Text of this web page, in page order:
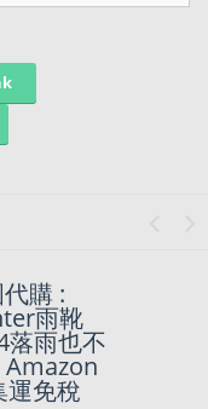
購 :
雨靴
落雨也不
運免稅
買既
速
風筒?!